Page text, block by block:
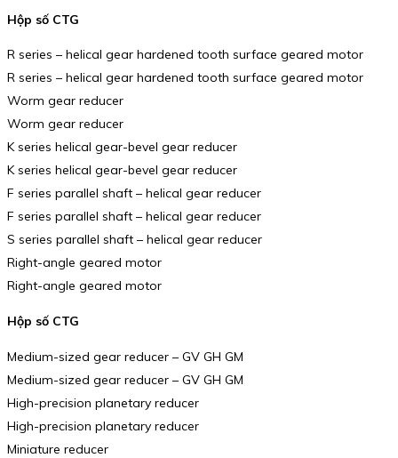
Hộp số CTG
R series – helical gear hardened tooth surface geared motor
R series – helical gear hardened tooth surface geared motor
Worm gear reducer
Worm gear reducer
K series helical gear-bevel gear reducer
K series helical gear-bevel gear reducer
F series parallel shaft – helical gear reducer
F series parallel shaft – helical gear reducer
S series parallel shaft – helical gear reducer
Right-angle geared motor
Right-angle geared motor
Hộp số CTG
Medium-sized gear reducer – GV GH GM
Medium-sized gear reducer – GV GH GM
High-precision planetary reducer
High-precision planetary reducer
Miniature reducer